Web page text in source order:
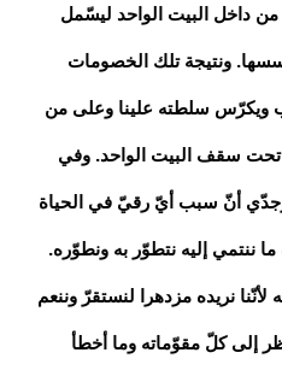
داخل البيت الواحد ليسّمل
ونتيجة تلك الخصومات
ويكرّس سلطته علينا وعلى من
تحت سقف البيت الواحد. وفي
أنّ سبب أيّ رقيّ في الحياة
ما ننتمي إليه نتطوّر به ونطوّره.
نريده مزدهرا لنستقرّ وننعم
إلى كلّ مقوّماته وما أخطأ